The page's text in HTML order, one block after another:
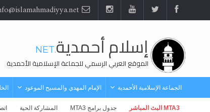
إسلام أحمدية.NET
الموقع العربي الرسمي للجماعة الإسلامية الأحمدية
الجماعة الإسلامية الأحمدية الإمام المهدي والمسيح الموعود
MTA3 البث المباشر جدول برامج MTA3 المشاركة الحية